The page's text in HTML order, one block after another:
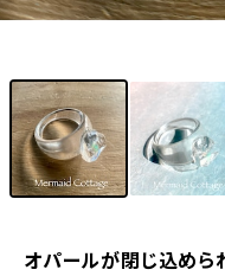
オパールが閉じ込め